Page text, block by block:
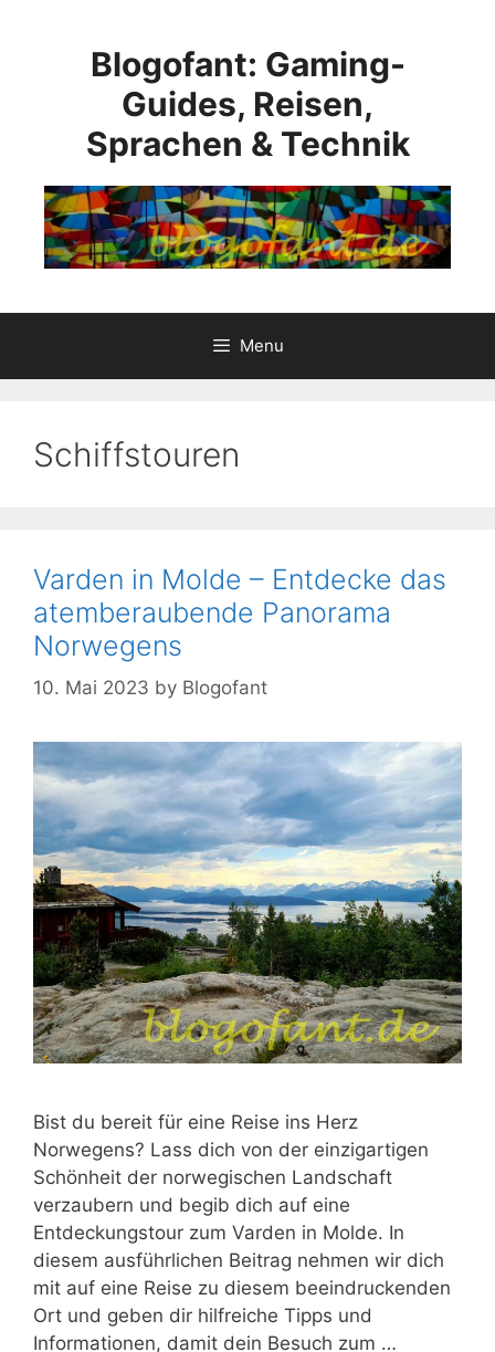
Blogofant: Gaming-
Guides, Reisen,
Sprachen & Technik
Menu
Schiffstouren
Varden in Molde – Entdecke das
atemberaubende Panorama
Norwegens
10. Mai 2023 by Blogofant
Bist du bereit für eine Reise ins Herz
Norwegens? Lass dich von der einzigartigen
Schönheit der norwegischen Landschaft
verzaubern und begib dich auf eine
Entdeckungstour zum Varden in Molde. In
diesem ausführlichen Beitrag nehmen wir dich
mit auf eine Reise zu diesem beeindruckenden
Ort und geben dir hilfreiche Tipps und
Informationen, damit dein Besuch zum …